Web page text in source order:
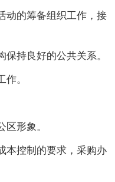
的筹备组织工作，接
持良好的公共关系。
。
形象。
控制的要求，采购办